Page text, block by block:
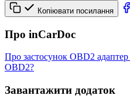
Копіювати посилання
Про inCarDoc
Про застосунок OBD2 адаптер
OBD2?
Завантажити додаток